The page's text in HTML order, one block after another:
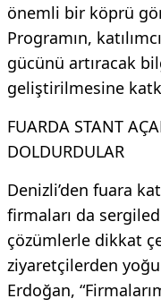
önemli bir köprü
Programın,
gücünü artıracak
geliştirilmesine
FUARDA STANT
DOLDURDULAR
Denizli’den fuara
firmaları da
çözümlerle dikkat
ziyaretçilerden
Erdoğan,